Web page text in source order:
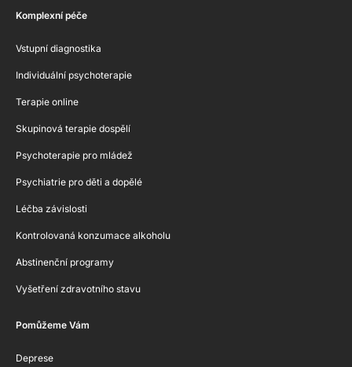
Komplexní péče
Vstupní diagnostika
Individuální psychoterapie
Terapie online
Skupinová terapie dospělí
Psychoterapie pro mládež
Psychiatrie pro děti a dopělé
Léčba závislosti
Kontrolovaná konzumace alkoholu
Abstinenční programy
Vyšetření zdravotního stavu
Pomůžeme Vám
Deprese